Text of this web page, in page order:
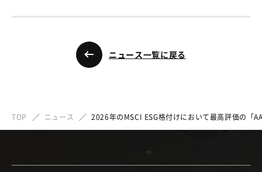
ニュース一覧に戻る
TOP ニュース 2026年のMSCI ESG格付けにおいて最高評価の「